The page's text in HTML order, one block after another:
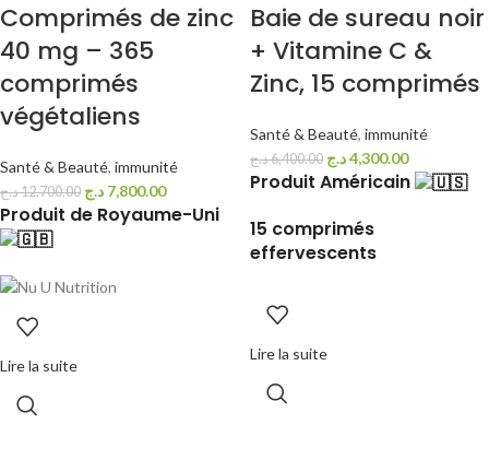
Comprimés de zinc
40 mg – 365
comprimés
végétaliens
Santé & Beauté, immunité
12,700.00د.ج 7,800.00 د.ج
Produit de Royaume-Uni
Lire la suite
Baie de sureau noir
+ Vitamine C &
Zinc, 15 comprimés
Santé & Beauté, immunité
6,400.00د.ج 4,300.00د.ج
Produit Américain
15 comprimés
effervescents
Lire la suite